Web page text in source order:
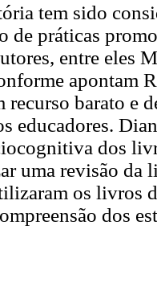
tem sido
de práticas
entre eles
apontam
recurso barato e
educadores.
dos
uma revisão da
os livros
dos